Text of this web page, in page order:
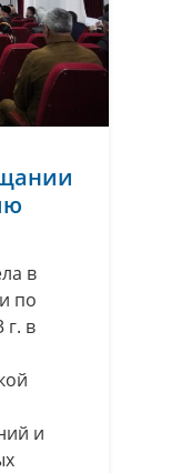
в
по
г. в
и